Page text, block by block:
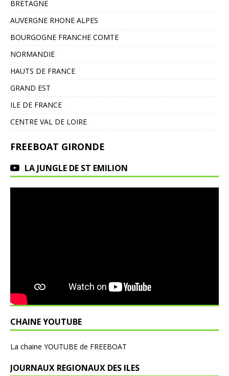
BRETAGNE
AUVERGNE RHONE ALPES
BOURGOGNE FRANCHE COMTE
NORMANDIE
HAUTS DE FRANCE
GRAND EST
ILE DE FRANCE
CENTRE VAL DE LOIRE
FREEBOAT GIRONDE
LA JUNGLE DE ST EMILION
CHAINE YOUTUBE
La chaine YOUTUBE de FREEBOAT
JOURNAUX REGIONAUX DES ILES